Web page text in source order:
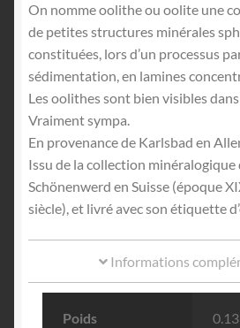
On nomme oolithe ou oolite une
de petites structures minérales
constituées, lors d’un processus
sédimentation, en lamines
Les oolithes sont bien visibles
Vraiment sympa.
En provenance de Karlsbad en
Issu de la collection minéralogique
Schönenwerd en Suisse (époque
siècle), et livré avec son étiquette
Informations
Poids